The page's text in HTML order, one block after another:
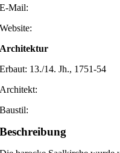
E-Mail:
Website:
Architektur
Erbaut: 13./14. Jh., 1751-54
Architekt:
Baustil:
Beschreibung